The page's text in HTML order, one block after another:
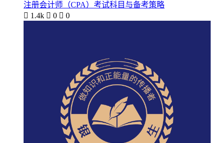
注册会计师（CPA）考试科目与备考策略
 1.4k  0  0